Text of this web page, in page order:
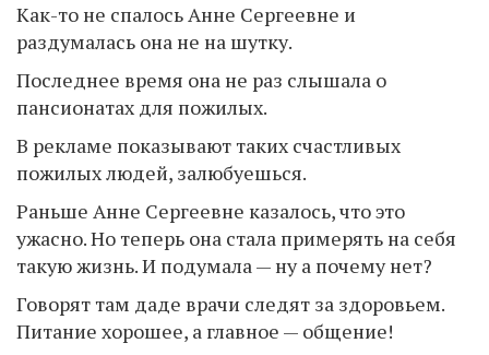
Как-то не спалось Анне Сергеевне и
раздумалась она не на шутку.
Последнее время она не раз слышала о
пансионатах для пожилых.
В рекламе показывают таких счастливых
пожилых людей, залюбуешься.
Раньше Анне Сергеевне казалось, что это
ужасно. Но теперь она стала примерять на себя
такую жизнь. И подумала — ну а почему нет?
Говорят там даде врачи следят за здоровьем.
Питание хорошее, а главное — общение!